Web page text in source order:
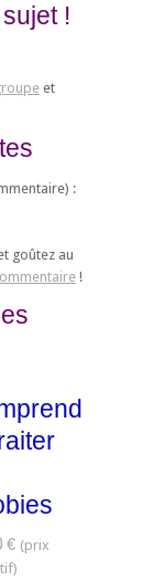
!
et
:
goûtez au
!
€